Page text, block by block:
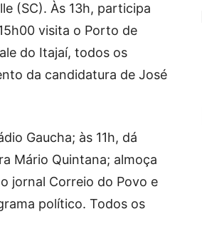
(SC). Às 13h, participa
visita o Porto de
do Itajaí, todos os
da candidatura de José
Gaucha; às 11h, dá
Mário Quintana; almoça
jornal Correio do Povo e
político. Todos os